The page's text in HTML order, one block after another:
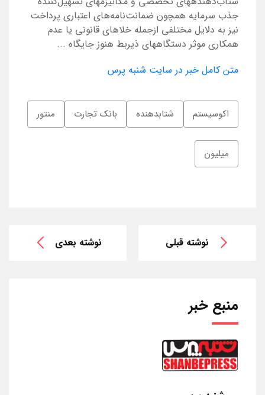
جذب سرمایه همچون ضمانت‌نامه‌های اعتباری پرداخت
نیز به دلایل مختلفی ازجمله خلاهای قانونی یا عدم
همکاری موثر دستگاه‎های ذیربط هنوز جایگاه ...
متن کامل خبر در سایت شنبه پرس
اکوسیستم شتابدهنده بانک تجارت منتور
میلیون
نوشته قبلی نوشته بعدی
منبع خبر